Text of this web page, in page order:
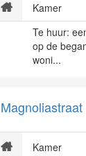
Kamer
Te huur:
op de
woni...
Magnoliastraat
Kamer